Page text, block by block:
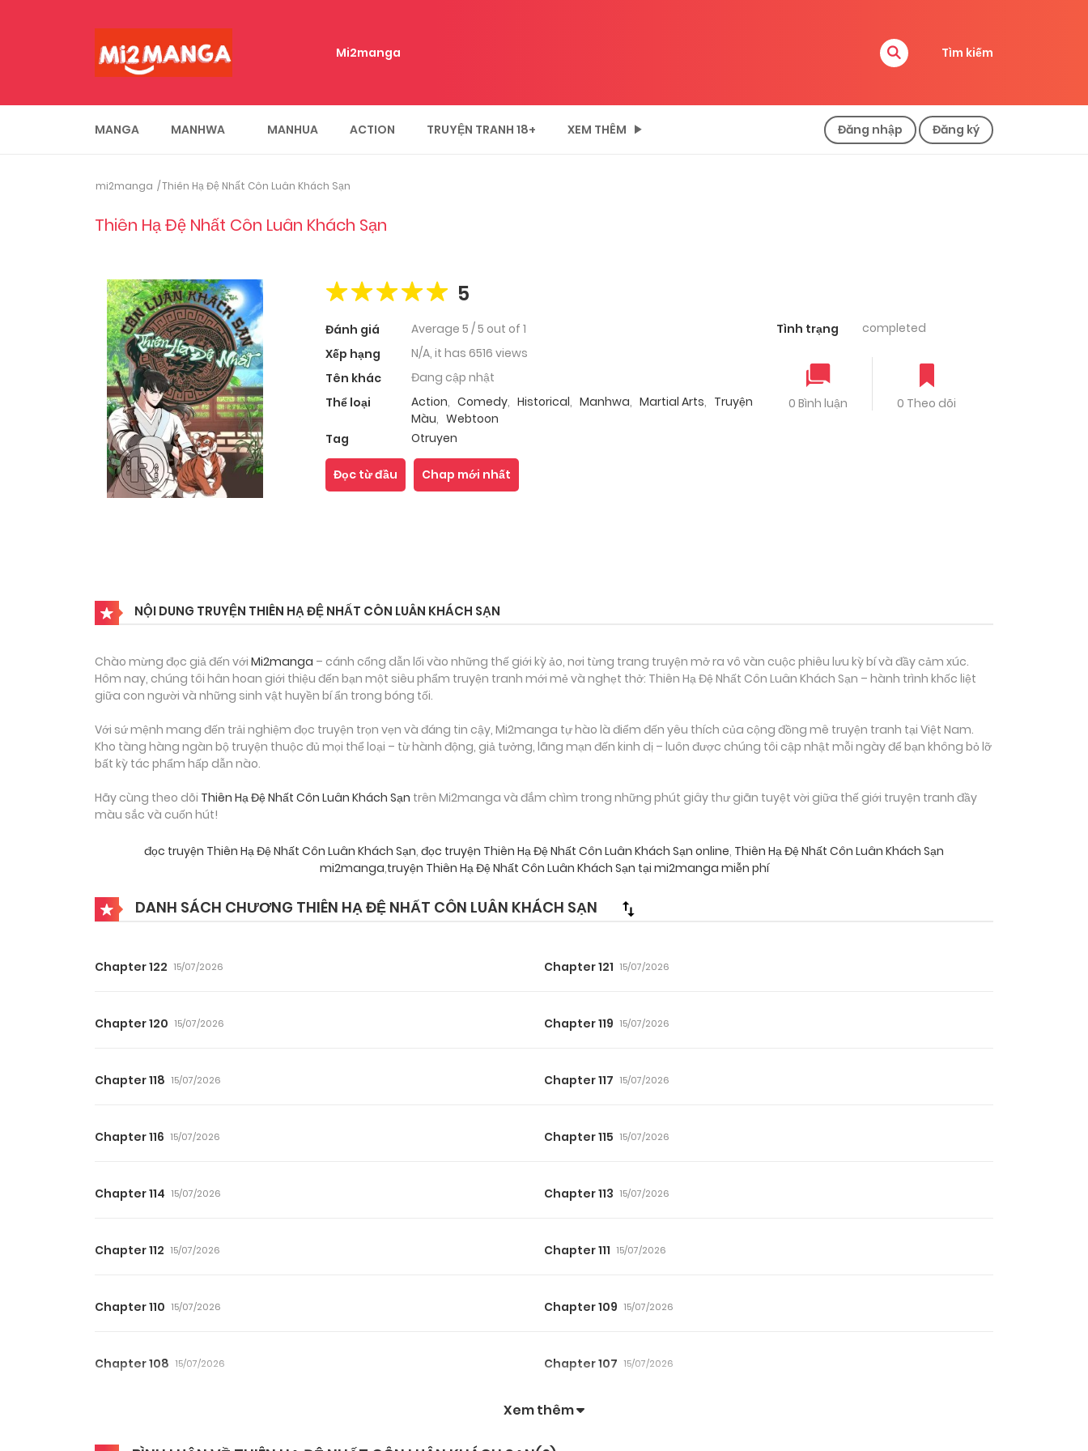
Mi2manga Tìm kiếm
MANGA MANHWA MANHUA ACTION TRUYỆN TRANH 18+ XEM THÊM Đăng nhập Đăng ký
mi2manga Thiên Hạ Đệ Nhất Côn Luân Khách Sạn
Thiên Hạ Đệ Nhất Côn Luân Khách Sạn
5
Đánh giá Average 5 /5 out of 1
Xếp hạng
N/A, it has 6516 views
Tên khác
Đang cập nhật
Thể loại
Action, Comedy, Historical, Manhwa, Martial Arts, Truyện
Màu, Webtoon
Tag
Otruyen
Tình trạng completed
0 Bình luận 0 Theo dõi
Đọc từ đầu Chap mới nhất
NỘI DUNG TRUYỆN THIÊN HẠ ĐỆ NHẤT CÔN LUÂN KHÁCH SẠN
Chào mừng đọc giả đến với Mi2manga – cánh cổng dẫn lối vào những thế giới kỳ ảo, nơi từng trang truyện mở ra vô vàn cuộc phiêu lưu kỳ bí và đầy cảm xúc.
Hôm nay, chúng tôi hân hoan giới thiệu đến bạn một siêu phẩm truyện tranh mới mẻ và nghẹt thở: Thiên Hạ Đệ Nhất Côn Luân Khách Sạn – hành trình khốc liệt
giữa con người và những sinh vật huyền bí ẩn trong bóng tối.
Với sứ mệnh mang đến trải nghiệm đọc truyện trọn vẹn và đáng tin cậy, Mi2manga tự hào là điểm đến yêu thích của cộng đồng mê truyện tranh tại Việt Nam.
Kho tàng hàng ngàn bộ truyện thuộc đủ mọi thể loại – từ hành động, giả tưởng, lãng mạn đến kinh dị – luôn được chúng tôi cập nhật mỗi ngày để bạn không bỏ lỡ
bất kỳ tác phẩm hấp dẫn nào.
Hãy cùng theo dõi Thiên Hạ Đệ Nhất Côn Luân Khách Sạn trên Mi2manga và đắm chìm trong những phút giây thư giãn tuyệt vời giữa thế giới truyện tranh đầy
màu sắc và cuốn hút!
đọc truyện Thiên Hạ Đệ Nhất Côn Luân Khách Sạn, đọc truyện Thiên Hạ Đệ Nhất Côn Luân Khách Sạn online, Thiên Hạ Đệ Nhất Côn Luân Khách Sạn
mi2manga,truyện Thiên Hạ Đệ Nhất Côn Luân Khách Sạn tại mi2manga miễn phí
DANH SÁCH CHƯƠNG THIÊN HẠ ĐỆ NHẤT CÔN LUÂN KHÁCH SẠN
Chapter 122 15/07/2026 Chapter 121 15/07/2026
Chapter 120 15/07/2026 Chapter 119 15/07/2026
Chapter 118 15/07/2026 Chapter 117 15/07/2026
Chapter 116 15/07/2026 Chapter 115 15/07/2026
Chapter 114 15/07/2026 Chapter 113 15/07/2026
Chapter 112 15/07/2026 Chapter 111 15/07/2026
Chapter 110 15/07/2026 Chapter 109 15/07/2026
Chapter 108 15/07/2026 Chapter 107 15/07/2026
Chapter 105
Xem thêm